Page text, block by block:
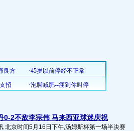
0-2不敌李宗伟 马来西亚球迷庆祝
北京时间5月16日下午,汤姆斯杯第一场半决赛